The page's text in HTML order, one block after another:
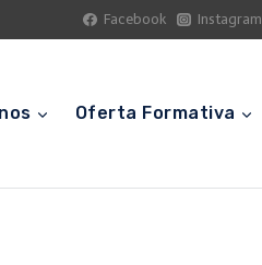
Facebook Instagram
Oferta Formativa